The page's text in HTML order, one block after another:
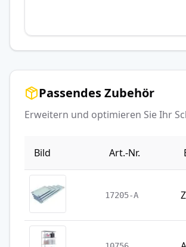
Passendes Zubehör
Erweitern und optimieren Sie Ihr
Bild Art.-Nr.
17205-A